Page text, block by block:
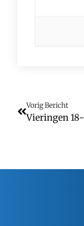
Vorig Bericht